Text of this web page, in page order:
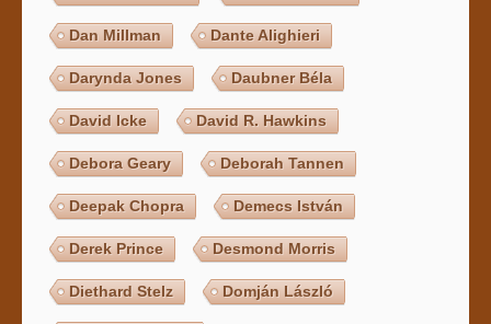
Dan Millman Dante Alighieri
Darynda Jones Daubner Béla
David Icke David R. Hawkins
Debora Geary Deborah Tannen
Deepak Chopra Demecs István
Derek Prince Desmond Morris
Diethard Stelz Domján László